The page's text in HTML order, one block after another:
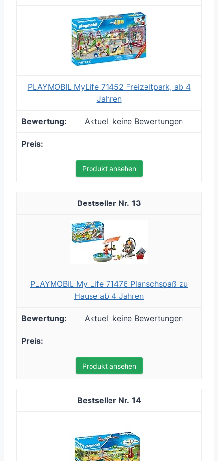
PLAYMOBIL MyLife 71452 Freizeitpark, ab 4
Jahren
Aktuell keine Bewertungen
Produkt ansehen
13
PLAYMOBIL My Life 71476 Planschspaß zu
Hause ab 4 Jahren
Aktuell keine Bewertungen
Produkt ansehen
14